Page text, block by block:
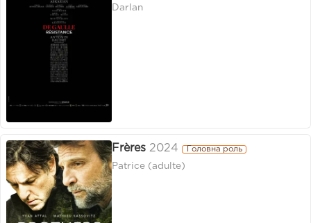
Darlan
Frères 2024 Головна роль
Patrice (adulte)